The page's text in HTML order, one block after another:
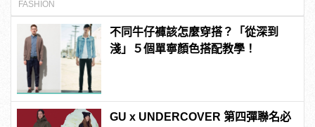
FASHION
不同牛仔褲該怎麼穿搭？「從深到
淺」５個單寧顏色搭配教學！
GU x UNDERCOVER 第四彈聯名必